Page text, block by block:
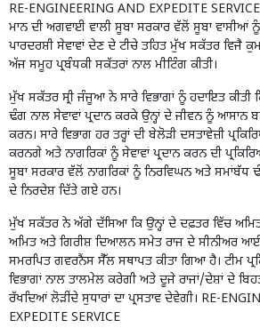
RE-ENGINEERING AND EXPEDITE
ਮਾਨ ਦੀ ਅਗਵਾਈ ਵਾਲੀ ਸੂਬਾ ਸਰਕਾਰ ਵੱਲੋਂ ਸੂਬਾ ਵਾਸੀਆਂ
ਪਾਰਦਰਸ਼ੀ ਸੇਵਾਵਾਂ ਦੇਣ ਦੇ ਟੀਚੇ ਤਹਿਤ ਮੁੱਖ ਸਕੱਤਰ ਵਿਜੈ
ਅੱਜ ਸਮੂਹ ਪ੍ਰਬੰਧਕੀ ਸਕੱਤਰਾਂ ਨਾਲ ਮੀਟਿੰਗ ਕੀਤੀ।
ਮੁੱਖ ਸਕੱਤਰ ਸ੍ਰੀ ਜੰਜੂਆ ਨੇ ਸਾਰੇ ਵਿਭਾਗਾਂ ਨੂੰ ਹਦਾਇਤ
ਢੰਗ ਨਾਲ ਸੇਵਾਵਾਂ ਪ੍ਰਦਾਨ ਕਰਕੇ ਉਨ੍ਹਾਂ ਦੇ ਜੀਵਨ ਨੂੰ
ਕਰਨ। ਸਾਰੇ ਵਿਭਾਗ ਹਰ ਤਰ੍ਹਾਂ ਦੀ ਬੇਲੋੜੀ ਦਸਤਾਵੇਜ਼ੀ
ਕਰਨਗੇ ਅਤੇ ਨਾਗਰਿਕਾਂ ਨੂੰ ਸੇਵਾਵਾਂ ਪ੍ਰਦਾਨ ਕਰਨ ਦੀ
ਸੂਬਾ ਸਰਕਾਰ ਵੱਲੋਂ ਨਾਗਰਿਕਾਂ ਨੂੰ ਨਿਰਵਿਘਨ ਅਤੇ ਸਮਾਂਬੱਧ
ਦੇ ਨਿਰਦੇਸ਼ ਦਿੱਤੇ ਗਏ ਹਨ।
ਮੁੱਖ ਸਕੱਤਰ ਨੇ ਅੱਗੇ ਦੱਸਿਆ ਕਿ ਉਨ੍ਹਾਂ ਦੇ ਦਫ਼ਤਰ ਵਿੱਚ ਅਮਿਤ
ਅਮਿਤ ਅਤੇ ਗਿਰੀਸ਼ ਦਿਆਲਨ ਸਮੇਤ ਰਾਜ ਦੇ ਸੀਨੀਅਰ
ਸਮਰਪਿਤ ਗਵਰਨੈਂਸ ਸੈੱਲ ਸਥਾਪਤ ਕੀਤਾ ਗਿਆ ਹੈ। ਟੀਮ
ਵਿਭਾਗਾਂ ਨਾਲ ਤਾਲਮੇਲ ਕਰੇਗੀ ਅਤੇ ਦੂਜੇ ਰਾਜਾਂ/ਦੇਸ਼ਾਂ ਦੇ
ਰੱਖਦਿਆਂ ਲੋੜੀਂਦੇ ਸੁਧਾਰਾਂ ਦਾ ਪ੍ਰਸਤਾਵ ਦੇਵੇਗੀ। RE-
EXPEDITE SERVICE